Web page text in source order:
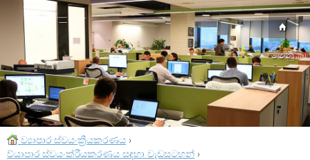
මෙනු
ව්‍යාපාර ස්වයංක්‍රීයකරණය ›
ව්යාපාර ස්වයංක්රීයකරණය සඳහා වැඩසටහන් ›